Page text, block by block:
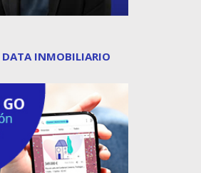
DATA INMOBILIARIO